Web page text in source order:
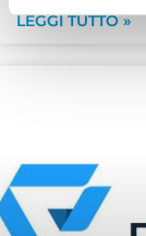
LEGGI TUTTO »